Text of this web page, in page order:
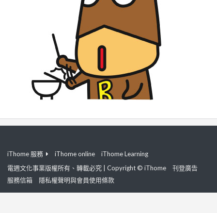
iThome 服務 iThome online
iThome Learning
電週文化事業版權所有、轉載必究 | Copyright © iThome
刊登廣告
服務信箱
隱私權聲明與會員使用條款